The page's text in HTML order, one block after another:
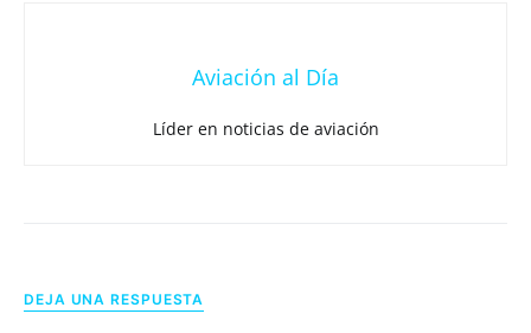
Aviación al Día
Líder en noticias de aviación
DEJA UNA RESPUESTA